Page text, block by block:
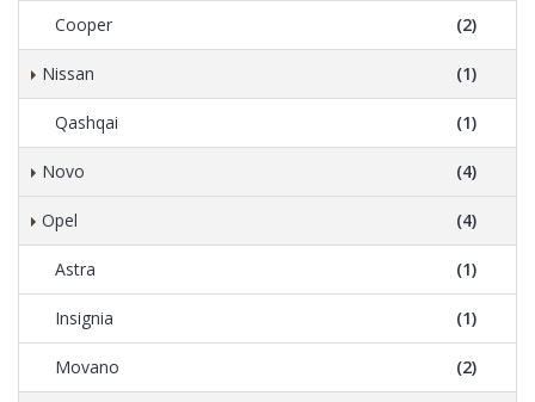
Cooper (2)
Nissan (1)
Qashqai (1)
Novo (4)
Opel (4)
Astra (1)
Insignia (1)
Movano (2)